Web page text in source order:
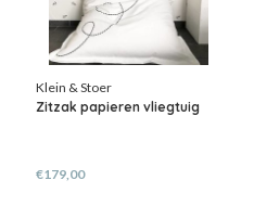
Klein & Stoer
Zitzak papieren vliegtuig
€179,00